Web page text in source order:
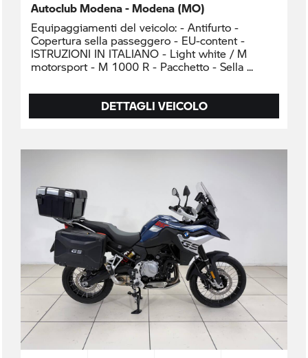
Autoclub Modena - Modena (MO)
Equipaggiamenti del veicolo: - Antifurto -
Copertura sella passeggero - EU-content -
ISTRUZIONI IN ITALIANO - Light white / M
motorsport - M 1000 R - Pacchetto - Sella
DETTAGLI VEICOLO